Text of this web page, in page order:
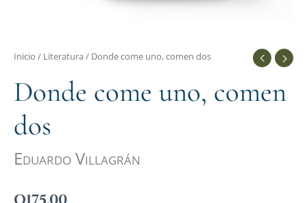
Inicio / Literatura / Donde come uno, comen dos
Donde come uno, comen
dos
Eduardo Villagrán